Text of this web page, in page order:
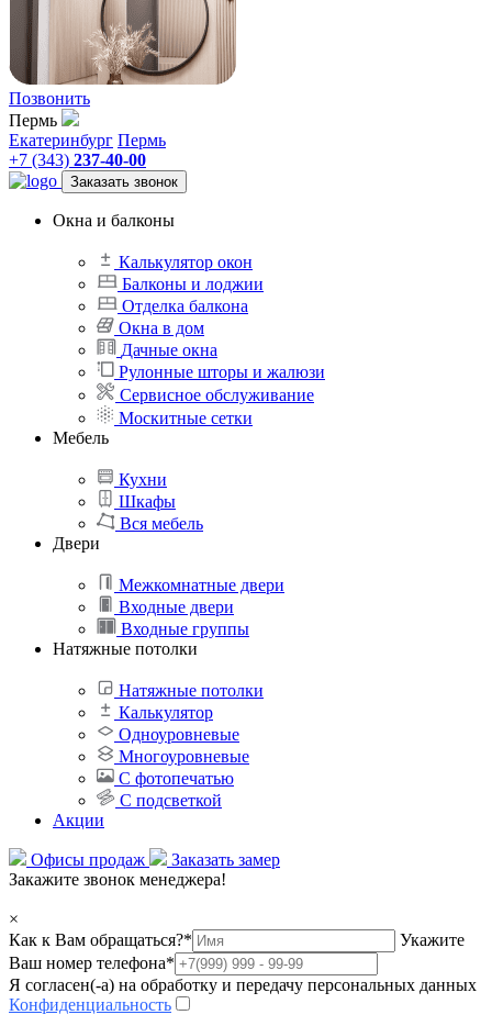
Позвонить
Пермь
Екатеринбург Пермь
+7 (343) 237-40-00
Заказать звонок
Окна и балконы
Калькулятор окон
Балконы и лоджии
Отделка балкона
Окна в дом
Дачные окна
Рулонные шторы и жалюзи
Сервисное обслуживание
Москитные сетки
Мебель
Кухни
Шкафы
Вся мебель
Двери
Межкомнатные двери
Входные двери
Входные группы
Натяжные потолки
Натяжные потолки
Калькулятор
Одноуровневые
Многоуровневые
С фотопечатью
С подсветкой
Акции
Офисы продаж
Заказать замер
Закажите звонок менеджера!
×
Как к Вам обращаться?*
Укажите
Ваш номер телефона*
Я согласен(-а) на обработку и передачу персональных данных
Конфиденциальность